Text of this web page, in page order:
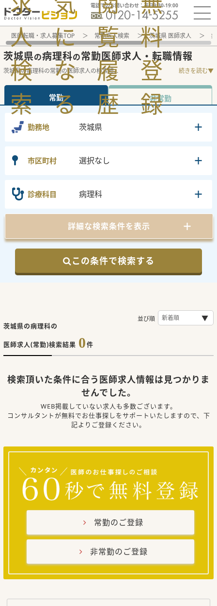
電話でのお問い合わせ：平日9:30-19:00
人
検
索
に
な
る
覧
履
歴
料
登
録
医師転職・求人募集TOP 常勤求人検索 茨城県 医師求人
茨城県の病理科の常勤医師求人・転職情報
茨城県の病理科の常勤の医師求人の検索結... 続きを読む▼
常勤 非常勤
勤務地 茨城県
市区町村 選択なし
診療科目 病理科
詳細な検索条件を表示
この条件で検索する
茨城県の病理科の
医師求人(常勤)検索結果 0件
並び順
検索頂いた条件に合う医師求人情報は見つかりま
せんでした。
WEB掲載していない求人も多数ございます。
コンサルタントが無料でお仕事探しをサポートいたしますので、下
記よりご登録ください。
常勤のご登録
非常勤のご登録